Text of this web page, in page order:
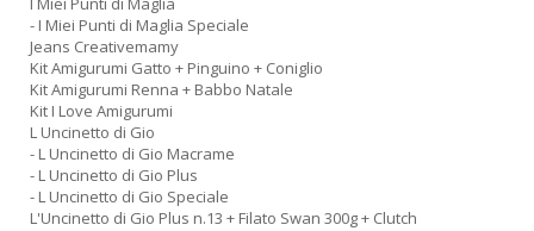
- I Miei Punti di Maglia Speciale
Jeans Creativemamy
Kit Amigurumi Gatto + Pinguino + Coniglio
Kit Amigurumi Renna + Babbo Natale
Kit I Love Amigurumi
L Uncinetto di Gio
- L Uncinetto di Gio Macrame
- L Uncinetto di Gio Plus
- L Uncinetto di Gio Speciale
L'Uncinetto di Gio Plus n.13 + Filato Swan 300g + Clutch